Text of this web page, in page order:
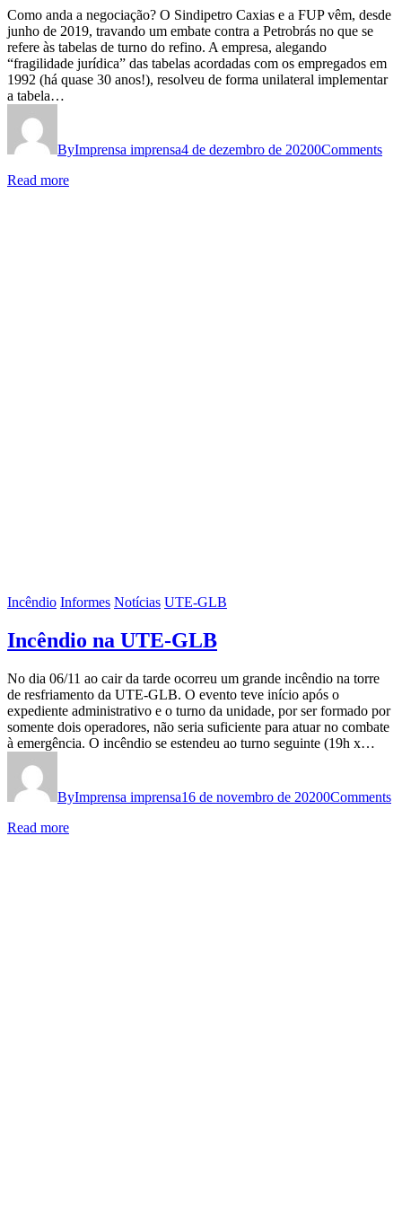
Como anda a negociação? O Sindipetro Caxias e a FUP vêm, desde
junho de 2019, travando um embate contra a Petrobrás no que se
refere às tabelas de turno do refino. A empresa, alegando
“fragilidade jurídica” das tabelas acordadas com os empregados em
1992 (há quase 30 anos!), resolveu de forma unilateral implementar
a tabela…
ByImprensa imprensa4 de dezembro de 20200Comments
Read more
Incêndio Informes Notícias UTE-GLB
Incêndio na UTE-GLB
No dia 06/11 ao cair da tarde ocorreu um grande incêndio na torre
de resfriamento da UTE-GLB. O evento teve início após o
expediente administrativo e o turno da unidade, por ser formado por
somente dois operadores, não seria suficiente para atuar no combate
à emergência. O incêndio se estendeu ao turno seguinte (19h x…
ByImprensa imprensa16 de novembro de 20200Comments
Read more